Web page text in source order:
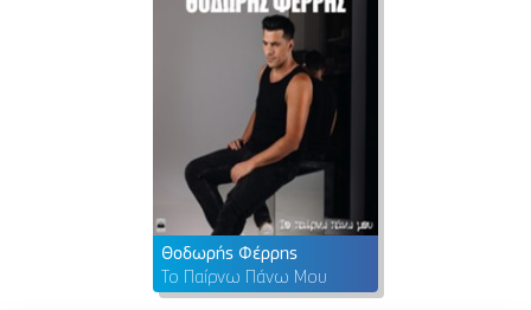
Θοδωρής Φέρρης
Το Παίρνω Πάνω Μου